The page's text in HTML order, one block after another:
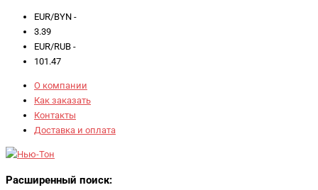
EUR/BYN -
3.39
EUR/RUB -
101.47
О компании
Как заказать
Контакты
Доставка и оплата
Расширенный поиск: